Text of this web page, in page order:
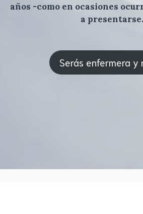
años -como en ocasiones
a presentarse.
Serás enfermera y